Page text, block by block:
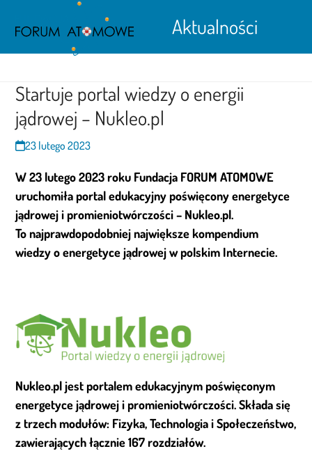
contentmobile
menu
mobile
menu
Aktualności
Startuje portal wiedzy o energii
jądrowej – Nukleo.pl
23 lutego 2023
W 23 lutego 2023 roku Fundacja FORUM ATOMOWE
uruchomiła portal edukacyjny poświęcony energetyce
jądrowej i promieniotwórczości – Nukleo.pl.
To najprawdopodobniej największe kompendium
wiedzy o energetyce jądrowej w polskim Internecie.
Nukleo.pl jest portalem edukacyjnym poświęconym
energetyce jądrowej i promieniotwórczości. Składa się
z trzech modułów: Fizyka, Technologia i Społeczeństwo,
zawierających łącznie 167 rozdziałów.